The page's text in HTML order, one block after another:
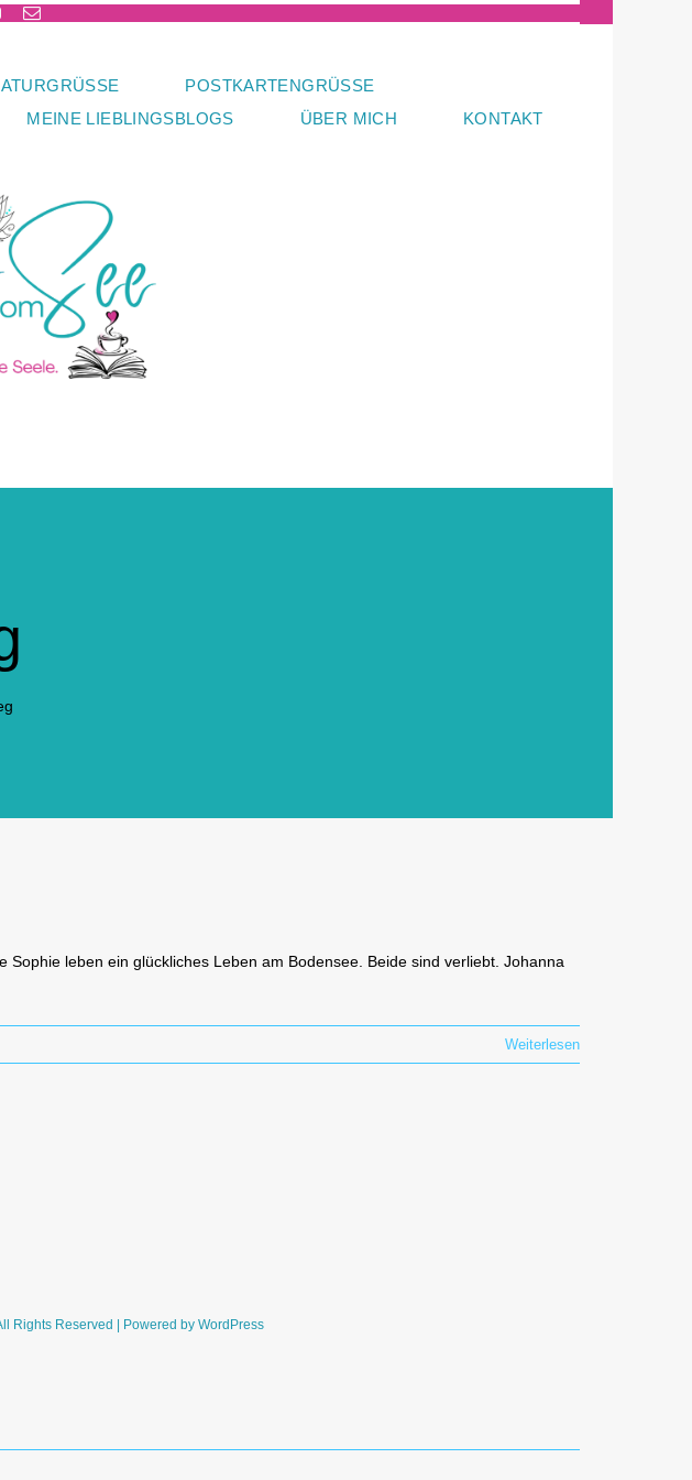
POSTKARTENGRÜSSE
MEINE LIEBLINGSBLOGS ÜBER MICH KONTAKT
leben ein glückliches Leben am Bodensee. Beide sind verliebt. Johanna
Weiterlesen
Rights Reserved | Powered by WordPress